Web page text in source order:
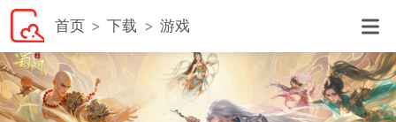
首页 下载 游戏